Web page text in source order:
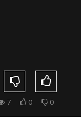
7 0 0